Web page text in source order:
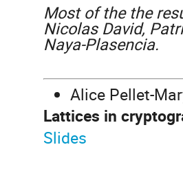
Most of the the
Nicolas David,
Naya-Plasencia.
Alice Pellet-
Lattices in
Slides